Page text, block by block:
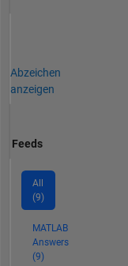
Abzeichen
anzeigen
Feeds
All
(9)
MATLAB
Answers
(9)